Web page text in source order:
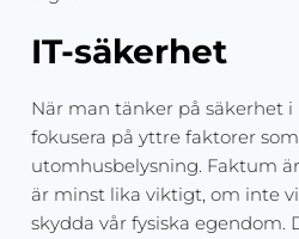
IT-säkerhet
När man tänker på säkerhet
fokusera på yttre faktorer
utomhusbelysning. Faktum
är minst lika viktigt, om inte
skydda vår fysiska egendom.